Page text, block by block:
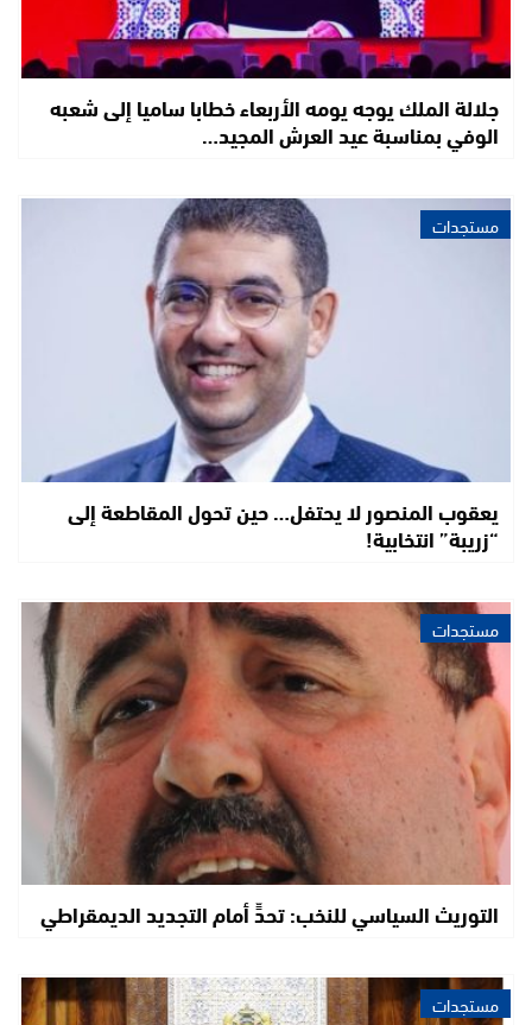
جلالة الملك يوجه يومه الأربعاء خطابا ساميا إلى شعبه
الوفي بمناسبة عيد العرش المجيد…
مستجدات
يعقوب المنصور لا يحتفل… حين تحول المقاطعة إلى
“زريبة” انتخابية!
مستجدات
التوريث السياسي للنخب: تحدٍّ أمام التجديد الديمقراطي
مستجدات